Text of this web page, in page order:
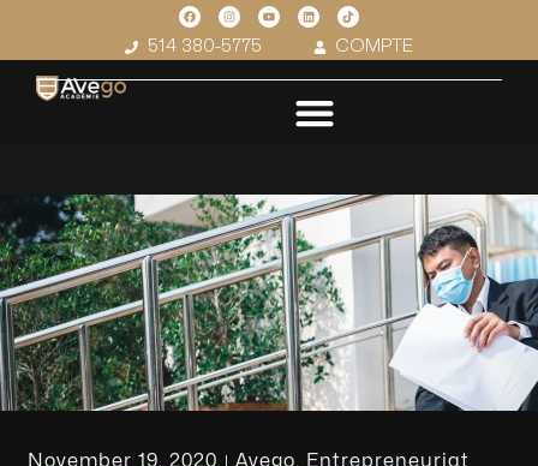
514 380-5775 COMPTE
November 19, 2020 Avego, Entrepreneuriat